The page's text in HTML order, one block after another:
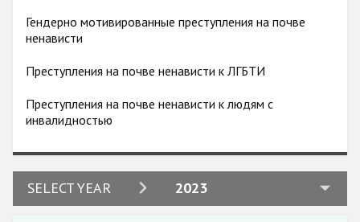
Гендерно мотивированные преступления на почве
ненависти
Преступления на почве ненависти к ЛГБТИ
Преступления на почве ненависти к людям с
инвалидностью
SELECT YEAR 2023
2024